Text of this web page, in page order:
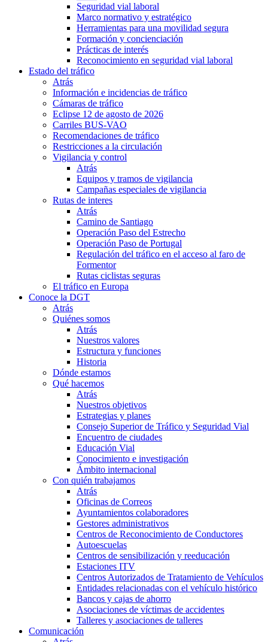
Seguridad vial laboral
Marco normativo y estratégico
Herramientas para una movilidad segura
Formación y concienciación
Prácticas de interés
Reconocimiento en seguridad vial laboral
Estado del tráfico
Atrás
Información e incidencias de tráfico
Cámaras de tráfico
Eclipse 12 de agosto de 2026
Carriles BUS-VAO
Recomendaciones de tráfico
Restricciones a la circulación
Vigilancia y control
Atrás
Equipos y tramos de vigilancia
Campañas especiales de vigilancia
Rutas de interes
Atrás
Camino de Santiago
Operación Paso del Estrecho
Operación Paso de Portugal
Regulación del tráfico en el acceso al faro de
Formentor
Rutas ciclistas seguras
El tráfico en Europa
Conoce la DGT
Atrás
Quiénes somos
Atrás
Nuestros valores
Estructura y funciones
Historia
Dónde estamos
Qué hacemos
Atrás
Nuestros objetivos
Estrategias y planes
Consejo Superior de Tráfico y Seguridad Vial
Encuentro de ciudades
Educación Vial
Conocimiento e investigación
Ámbito internacional
Con quién trabajamos
Atrás
Oficinas de Correos
Ayuntamientos colaboradores
Gestores administrativos
Centros de Reconocimiento de Conductores
Autoescuelas
Centros de sensibilización y reeducación
Estaciones ITV
Centros Autorizados de Tratamiento de Vehículos
Entidades relacionadas con el vehículo histórico
Bancos y cajas de ahorro
Asociaciones de víctimas de accidentes
Talleres y asociaciones de talleres
Comunicación